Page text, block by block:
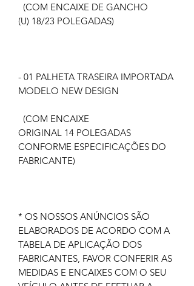
(COM ENCAIXE DE GANCHO
(U) 18/23 POLEGADAS)
- 01 PALHETA TRASEIRA IMPORTADA
MODELO NEW DESIGN
(COM ENCAIXE
ORIGINAL 14 POLEGADAS
CONFORME ESPECIFICAÇÕES DO
FABRICANTE)
* OS NOSSOS ANÚNCIOS SÃO
ELABORADOS DE ACORDO COM A
TABELA DE APLICAÇÃO DOS
FABRICANTES, FAVOR CONFERIR AS
MEDIDAS E ENCAIXES COM O SEU